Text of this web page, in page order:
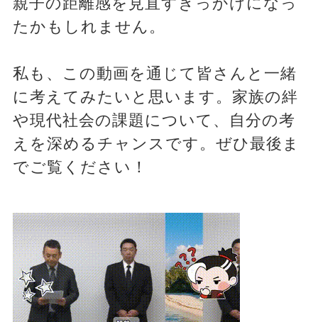
たかもしれません。
私も、この動画を通じて皆さんと一緒
に考えてみたいと思います。家族の絆
や現代社会の課題について、自分の考
えを深めるチャンスです。ぜひ最後ま
でご覧ください！